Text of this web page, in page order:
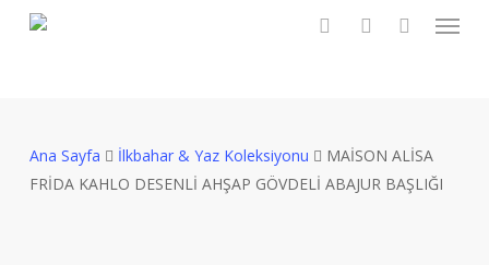
Menu
Ana Sayfa İlkbahar & Yaz Koleksiyonu
MAİSON ALİSA
FRİDA KAHLO DESENLİ AHŞAP GÖVDELİ ABAJUR BAŞLIĞI